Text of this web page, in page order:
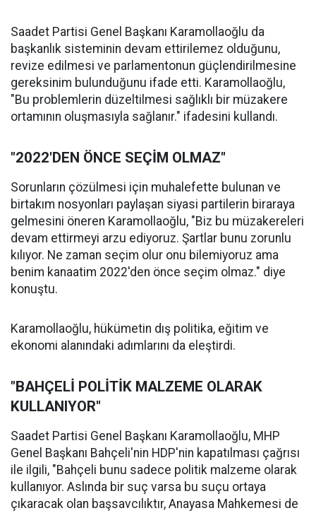
Saadet Partisi Genel Başkanı Karamollaoğlu da
başkanlık sisteminin devam ettirilemez olduğunu,
revize edilmesi ve parlamentonun güçlendirilmesine
gereksinim bulunduğunu ifade etti. Karamollaoğlu,
"Bu problemlerin düzeltilmesi sağlıklı bir müzakere
ortamının oluşmasıyla sağlanır." ifadesini kullandı.
"2022'DEN ÖNCE SEÇİM OLMAZ"
Sorunların çözülmesi için muhalefette bulunan ve
birtakım nosyonları paylaşan siyasi partilerin biraraya
gelmesini öneren Karamollaoğlu, "Biz bu müzakereleri
devam ettirmeyi arzu ediyoruz. Şartlar bunu zorunlu
kılıyor. Ne zaman seçim olur onu bilemiyoruz ama
benim kanaatim 2022'den önce seçim olmaz." diye
konuştu.
Karamollaoğlu, hükümetin dış politika, eğitim ve
ekonomi alanındaki adımlarını da eleştirdi.
"BAHÇELİ POLİTİK MALZEME OLARAK
KULLANIYOR"
Saadet Partisi Genel Başkanı Karamollaoğlu, MHP
Genel Başkanı Bahçeli'nin HDP'nin kapatılması çağrısı
ile ilgili, "Bahçeli bunu sadece politik malzeme olarak
kullanıyor. Aslında bir suç varsa bu suçu ortaya
çıkaracak olan başsavcılıktır, Anayasa Mahkemesi de